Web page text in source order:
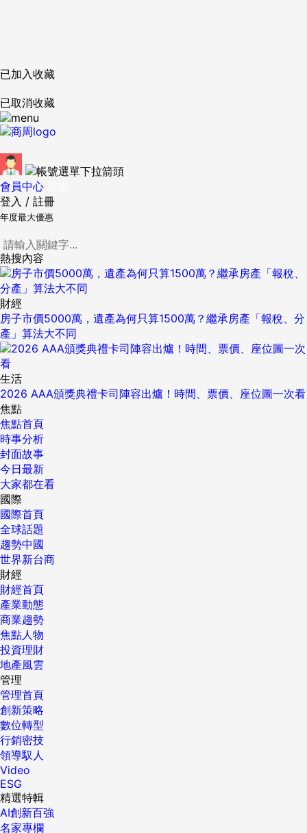
已加入收藏
已取消收藏
會員中心
登入 / 註冊
年度最大優惠
熱搜內容
財經
房子市價5000萬，遺產為何只算1500萬？繼承房產「報稅、分
產」算法大不同
生活
2026 AAA頒獎典禮卡司陣容出爐！時間、票價、座位圖一次看
焦點
焦點首頁
時事分析
封面故事
今日最新
大家都在看
國際
國際首頁
全球話題
趨勢中國
世界新台商
財經
財經首頁
產業動態
商業趨勢
焦點人物
投資理財
地產風雲
管理
管理首頁
創新策略
數位轉型
行銷密技
領導馭人
Video
ESG
精選特輯
AI創新百強
名家專欄